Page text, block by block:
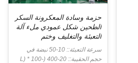
حزمة وسادة المعكرونة السكر
الطحين شكل عمودي ملء آلة
التعبئة والتغليف وختم
سرعة التعبئة:: 10-50 نبضة في
الدقيقة
حجم الحقيبة:: 20-400 (L) * 100-